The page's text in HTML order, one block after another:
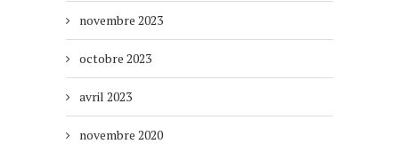
novembre 2023
octobre 2023
avril 2023
novembre 2020